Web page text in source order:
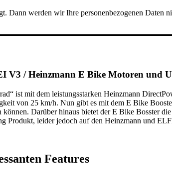
werden wir Ihre personenbezogenen Daten
V3 / Heinzmann E Bike Motoren und
ist mit dem leistungsstarken Heinzmann
von 25 km/h. Nun gibt es mit dem E Bike
können. Darüber hinaus bietet der E Bike Bosster
Produkt, leider jedoch auf den Heinzmann und
Features